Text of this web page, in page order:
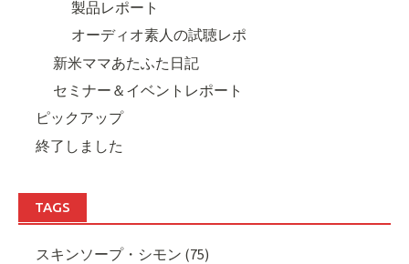
製品レポート
オーディオ素人の試聴レポ
新米ママあたふた日記
セミナー＆イベントレポート
ピックアップ
終了しました
TAGS
スキンソープ・シモン (75)